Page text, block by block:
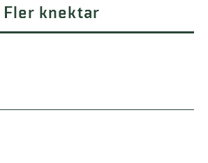
Fler knektar